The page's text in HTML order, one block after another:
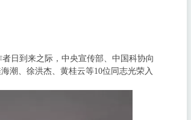
日到来之际，中央宣传部、中国科协向
潮、徐洪杰、黄桂云等10位同志光荣入